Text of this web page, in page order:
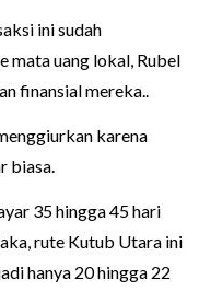
ini sudah
mata uang lokal, Rubel
finansial mereka..
karena
biasa.
35 hingga 45 hari
rute Kutub Utara ini
hanya 20 hingga 22